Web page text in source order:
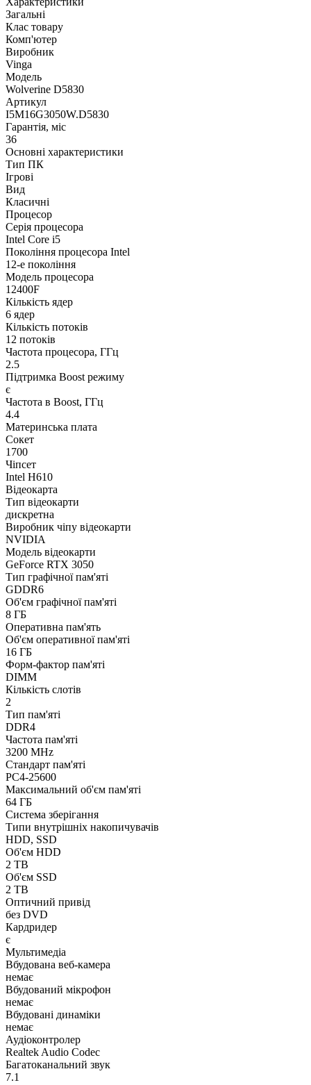
Загальні
Клас товару
Комп'ютер
Виробник
Vinga
Модель
Wolverine D5830
Артикул
I5M16G3050W.D5830
Гарантія, міс
36
Основні характеристики
Тип ПК
Ігрові
Вид
Класичні
Процесор
Серія процесора
Intel Core i5
Покоління процесора Intel
12-е покоління
Модель процесора
12400F
Кількість ядер
6 ядер
Кількість потоків
12 потоків
Частота процесора, ГГц
2.5
Підтримка Boost режиму
є
Частота в Boost, ГГц
4.4
Материнська плата
Сокет
1700
Чіпсет
Intel H610
Відеокарта
Тип відеокарти
дискретна
Виробник чіпу відеокарти
NVIDIA
Модель відеокарти
GeForce RTX 3050
Тип графічної пам'яті
GDDR6
Об'єм графічної пам'яті
8 ГБ
Оперативна пам'ять
Об'єм оперативної пам'яті
16 ГБ
Форм-фактор пам'яті
DIMM
Кількість слотів
2
Тип пам'яті
DDR4
Частота пам'яті
3200 MHz
Стандарт пам'яті
PC4-25600
Максимальний об'єм пам'яті
64 ГБ
Система зберігання
Типи внутрішніх накопичувачів
HDD, SSD
Об'єм HDD
2 TB
Об'єм SSD
2 TB
Оптичний привід
без DVD
Кардридер
є
Мультимедіа
Вбудована веб-камера
немає
Вбудований мікрофон
немає
Вбудовані динаміки
немає
Аудіоконтролер
Realtek Audio Codec
Багатоканальний звук
7.1